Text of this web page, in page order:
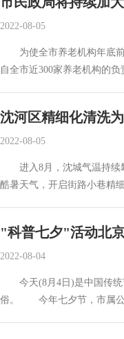
2022-08-05
为使全市养老机构年底前
自全市近300家养老机构
沈河区精细化清洗
2022-08-05
进入8月，沈城气温持续攀
酷暑天气，开启街路小巷精
"科普七夕"活动北
2022-08-04
今天(8月4日)是中国传统
俗。 今年七夕节，市属公